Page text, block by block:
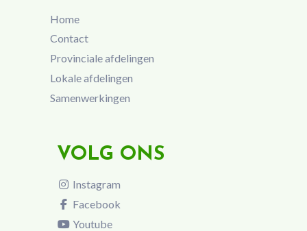
Home
Contact
Provinciale afdelingen
Lokale afdelingen
Samenwerkingen
VOLG ONS
Instagram
Facebook
Youtube